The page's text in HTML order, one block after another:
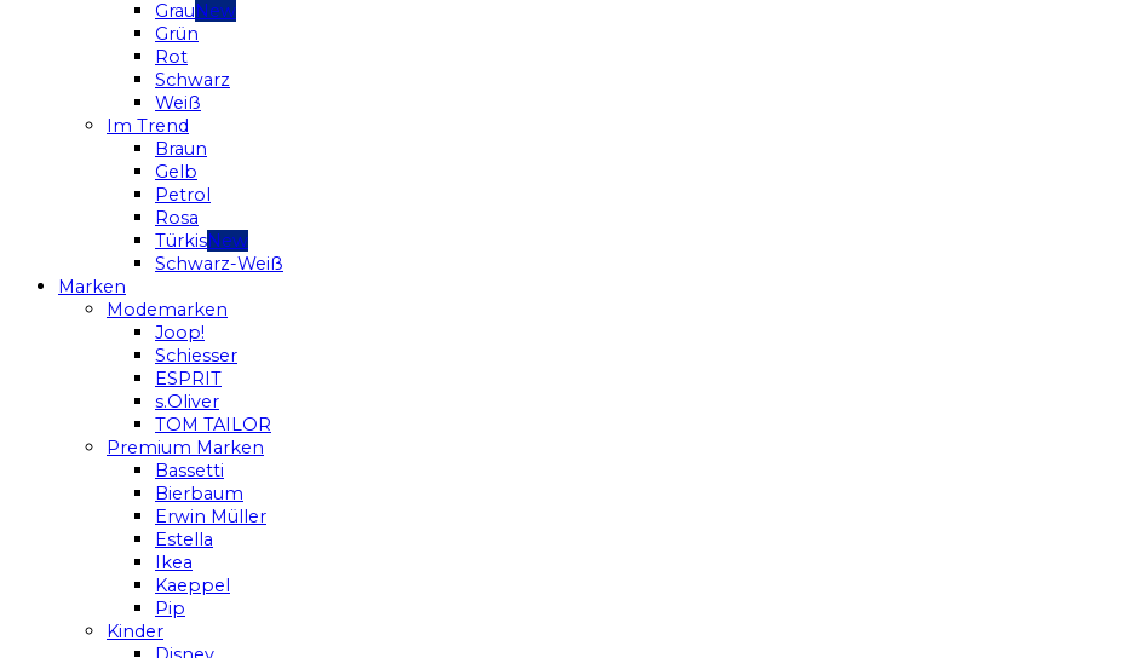
Grau
Grün
Rot
Schwarz
Weiß
Im Trend
Braun
Gelb
Petrol
Rosa
Türkis
Schwarz-Weiß
Marken
Modemarken
Joop!
Schiesser
ESPRIT
s.Oliver
TOM TAILOR
Premium Marken
Bassetti
Bierbaum
Erwin Müller
Estella
Ikea
Kaeppel
Pip
Kinder